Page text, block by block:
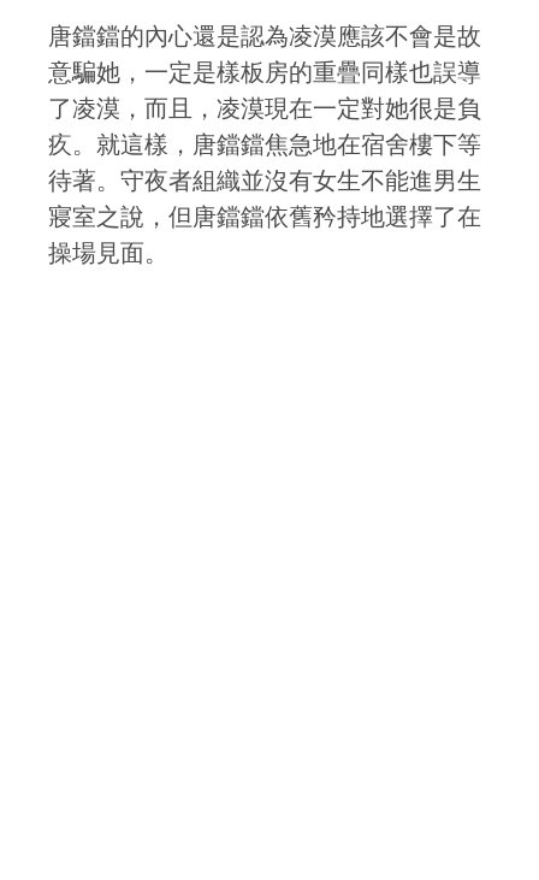
唐鐺鐺的內心還是認為凌漠應該不會是故
意騙她，一定是樣板房的重疊同樣也誤導
了凌漠，而且，凌漠現在一定對她很是負
疚。就這樣，唐鐺鐺焦急地在宿舍樓下等
待著。守夜者組織並沒有女生不能進男生
寢室之說，但唐鐺鐺依舊矜持地選擇了在
操場見面。